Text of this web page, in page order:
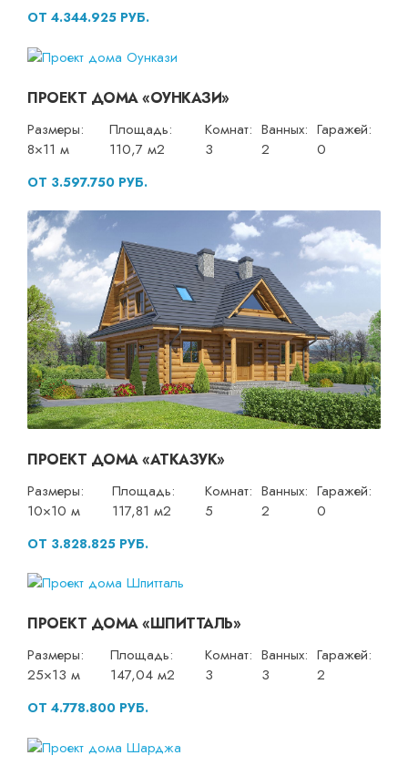
ОТ 4.344.925 РУБ.
ПРОЕКТ ДОМА «ОУНКАЗИ»
Размеры:
8×11 м
Площадь:
110,7 м2
Комнат:
3
Ванных:
2
Гаражей:
0
ОТ 3.597.750 РУБ.
ПРОЕКТ ДОМА «АТКАЗУК»
Размеры:
10×10 м
Площадь:
117,81 м2
Комнат:
5
Ванных:
2
Гаражей:
0
ОТ 3.828.825 РУБ.
ПРОЕКТ ДОМА «ШПИТТАЛЬ»
Размеры:
25×13 м
Площадь:
147,04 м2
Комнат:
3
Ванных:
3
Гаражей:
2
ОТ 4.778.800 РУБ.